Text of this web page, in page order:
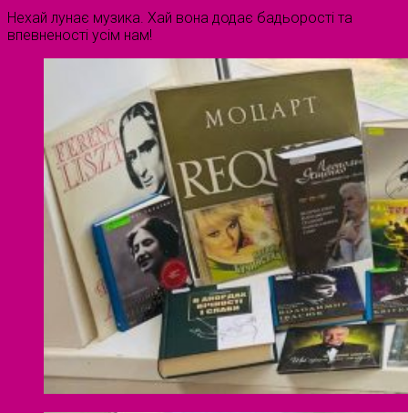
Нехай лунає музика. Хай вона додає бадьорості та
впевненості усім нам!